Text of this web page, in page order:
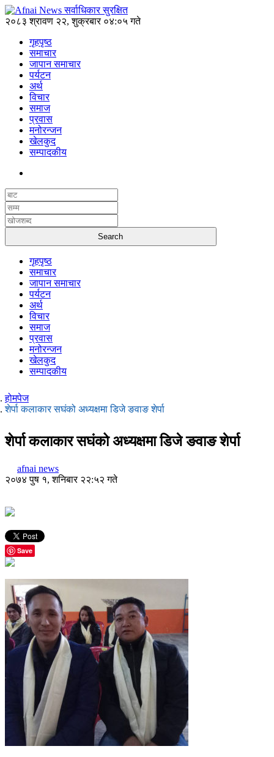
२०८३ श्रावण २२, शुक्रबार ०४:०५ गते
गृहपृष्ठ
समाचार
जापान समाचार
पर्यटन
अर्थ
विचार
समाज
प्रवास
मनोरन्जन
खेलकुद
सम्पादकीय
गृहपृष्ठ
समाचार
जापान समाचार
पर्यटन
अर्थ
विचार
समाज
प्रवास
मनोरन्जन
खेलकुद
सम्पादकीय
होमपेज
शेर्पा कलाकार सघंको अध्यक्षमा डिजे ङवाङ शेर्पा
शेर्पा कलाकार सघंको अध्यक्षमा डिजे ङवाङ शेर्पा
afnai news
२०७४ पुष १, शनिबार २२:५२ गते
Save